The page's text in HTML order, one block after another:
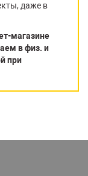
даже в
магазине
в физ. и
при